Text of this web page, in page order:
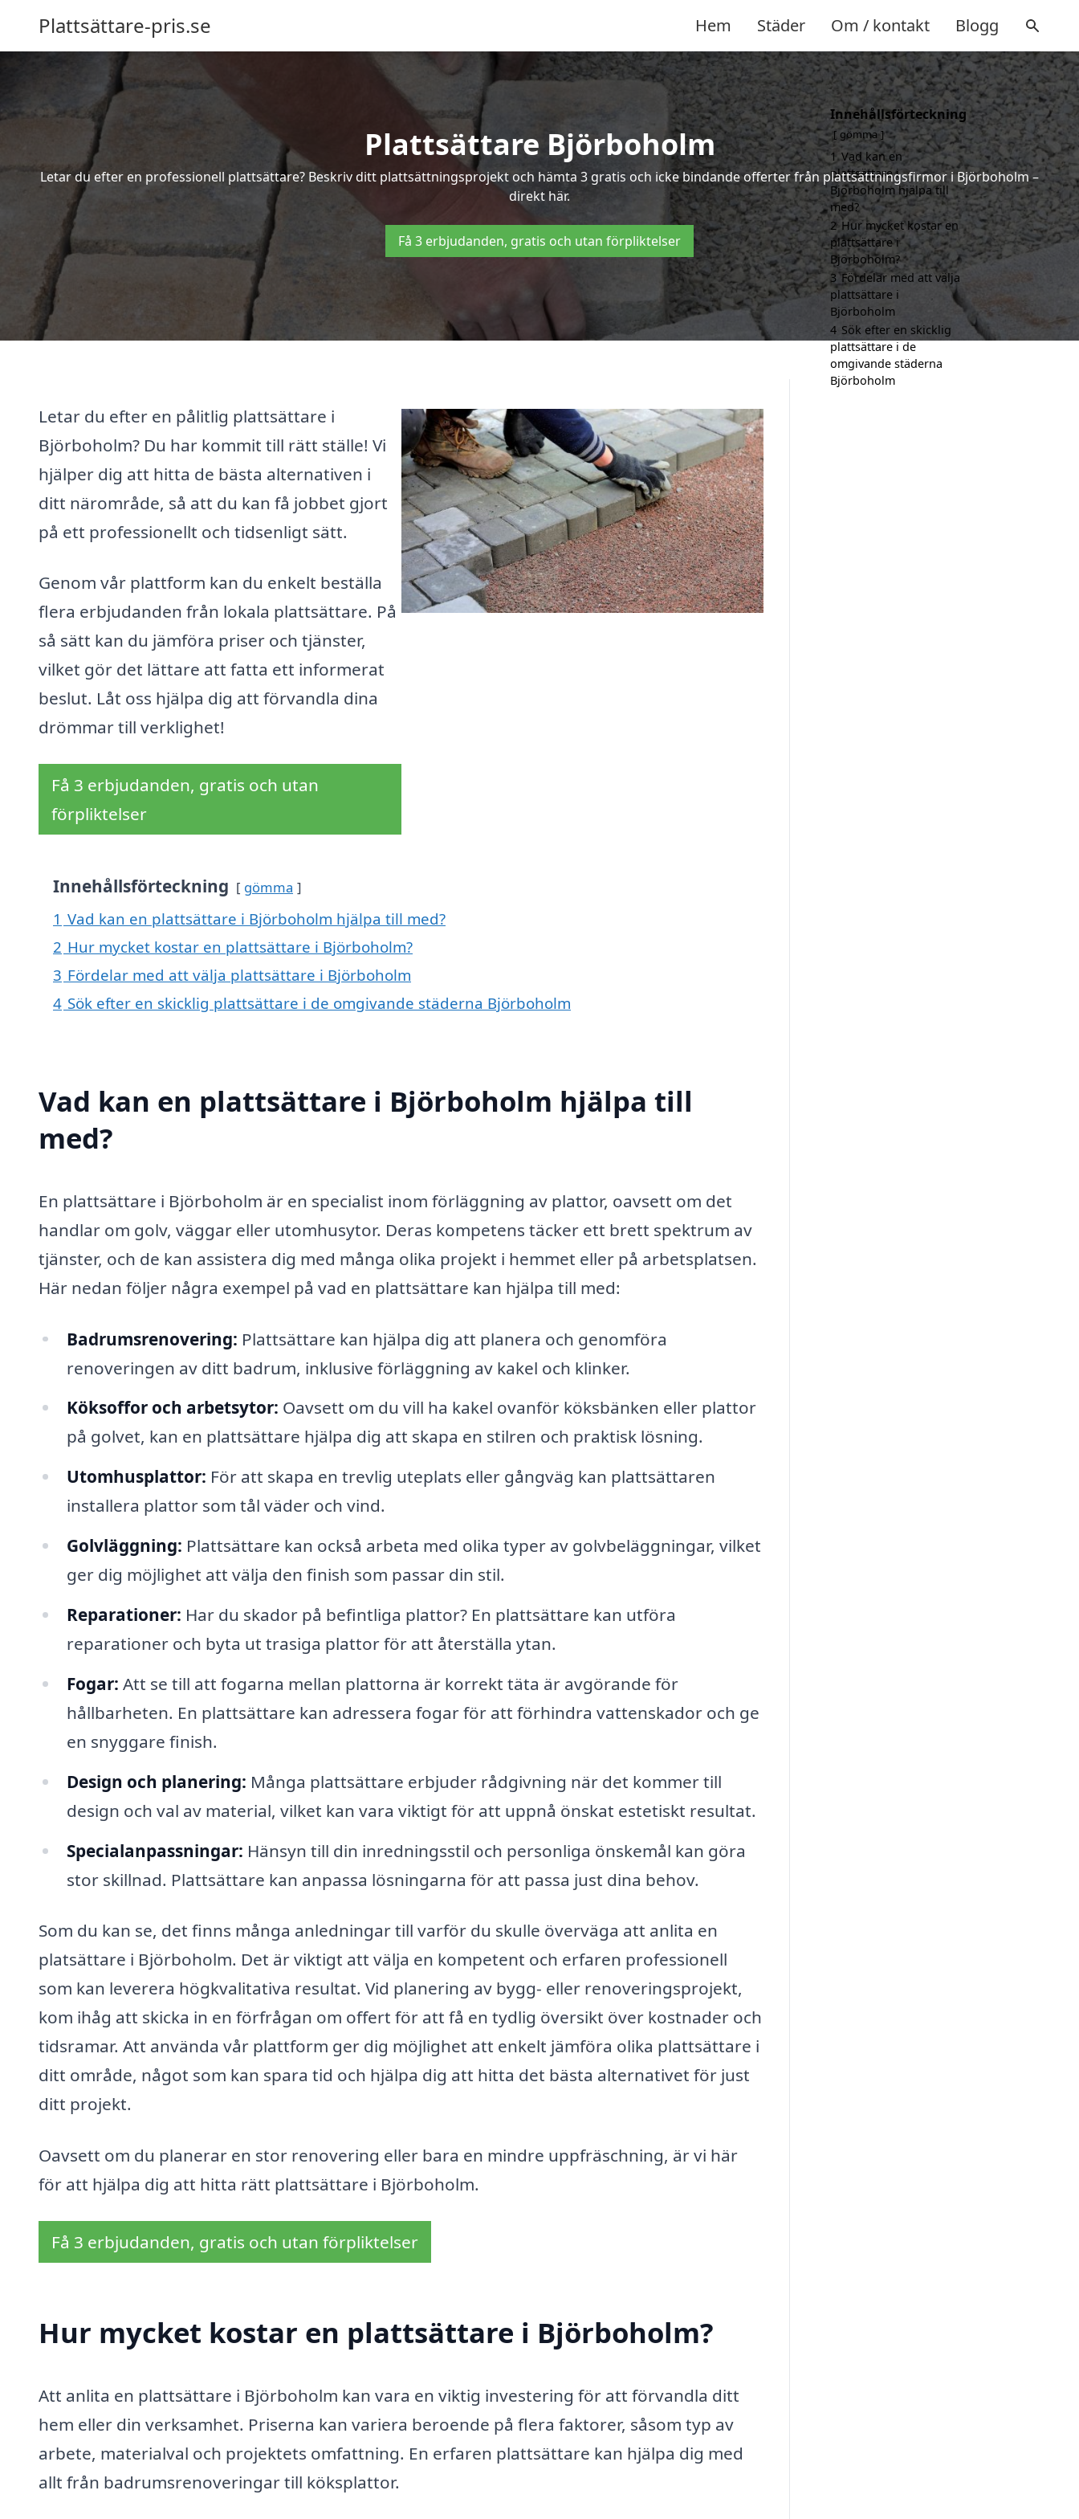
Plattsättare-pris.se Hem Städer Om / kontakt Blogg
Plattsättare Björboholm
Letar du efter en professionell plattsättare? Beskriv ditt plattsättningsprojekt och hämta 3 gratis och icke bindande offerter från plattsättningsfirmor i Björboholm –
direkt här.
Få 3 erbjudanden, gratis och utan förpliktelser
Letar du efter en pålitlig plattsättare i
Björboholm? Du har kommit till rätt ställe! Vi
hjälper dig att hitta de bästa alternativen i
ditt närområde, så att du kan få jobbet gjort
på ett professionellt och tidsenligt sätt.
Genom vår plattform kan du enkelt beställa
flera erbjudanden från lokala plattsättare. På
så sätt kan du jämföra priser och tjänster,
vilket gör det lättare att fatta ett informerat
beslut. Låt oss hjälpa dig att förvandla dina
drömmar till verklighet!
Få 3 erbjudanden, gratis och utan
förpliktelser
Innehållsförteckning gömma
1 Vad kan en plattsättare i Björboholm hjälpa till med?
2 Hur mycket kostar en plattsättare i Björboholm?
3 Fördelar med att välja plattsättare i Björboholm
4 Sök efter en skicklig plattsättare i de omgivande städerna Björboholm
Vad kan en plattsättare i Björboholm hjälpa till
med?
En plattsättare i Björboholm är en specialist inom förläggning av plattor, oavsett om det
handlar om golv, väggar eller utomhusytor. Deras kompetens täcker ett brett spektrum av
tjänster, och de kan assistera dig med många olika projekt i hemmet eller på arbetsplatsen.
Här nedan följer några exempel på vad en plattsättare kan hjälpa till med:
Badrumsrenovering: Plattsättare kan hjälpa dig att planera och genomföra
renoveringen av ditt badrum, inklusive förläggning av kakel och klinker.
Köksoffor och arbetsytor: Oavsett om du vill ha kakel ovanför köksbänken eller plattor
på golvet, kan en plattsättare hjälpa dig att skapa en stilren och praktisk lösning.
Utomhusplattor: För att skapa en trevlig uteplats eller gångväg kan plattsättaren
installera plattor som tål väder och vind.
Golvläggning: Plattsättare kan också arbeta med olika typer av golvbeläggningar, vilket
ger dig möjlighet att välja den finish som passar din stil.
Reparationer: Har du skador på befintliga plattor? En plattsättare kan utföra
reparationer och byta ut trasiga plattor för att återställa ytan.
Fogar: Att se till att fogarna mellan plattorna är korrekt täta är avgörande för
hållbarheten. En plattsättare kan adressera fogar för att förhindra vattenskador och ge
en snyggare finish.
Design och planering: Många plattsättare erbjuder rådgivning när det kommer till
design och val av material, vilket kan vara viktigt för att uppnå önskat estetiskt resultat.
Specialanpassningar: Hänsyn till din inredningsstil och personliga önskemål kan göra
stor skillnad. Plattsättare kan anpassa lösningarna för att passa just dina behov.
Som du kan se, det finns många anledningar till varför du skulle överväga att anlita en
platsättare i Björboholm. Det är viktigt att välja en kompetent och erfaren professionell
som kan leverera högkvalitativa resultat. Vid planering av bygg- eller renoveringsprojekt,
kom ihåg att skicka in en förfrågan om offert för att få en tydlig översikt över kostnader och
tidsramar. Att använda vår plattform ger dig möjlighet att enkelt jämföra olika plattsättare i
ditt område, något som kan spara tid och hjälpa dig att hitta det bästa alternativet för just
ditt projekt.
Oavsett om du planerar en stor renovering eller bara en mindre uppfräschning, är vi här
för att hjälpa dig att hitta rätt plattsättare i Björboholm.
Få 3 erbjudanden, gratis och utan förpliktelser
Hur mycket kostar en plattsättare i Björboholm?
Att anlita en plattsättare i Björboholm kan vara en viktig investering för att förvandla ditt
hem eller din verksamhet. Priserna kan variera beroende på flera faktorer, såsom typ av
arbete, materialval och projektets omfattning. En erfaren plattsättare kan hjälpa dig med
allt från badrumsrenoveringar till köksplattor.
Innehållsförteckning
gömma
1 Vad kan en
plattsättare i
Björboholm hjälpa till
med?
2 Hur mycket kostar en
plattsättare i
Björboholm?
3 Fördelar med att välja
plattsättare i
Björboholm
4 Sök efter en skicklig
plattsättare i de
omgivande städerna
Björboholm